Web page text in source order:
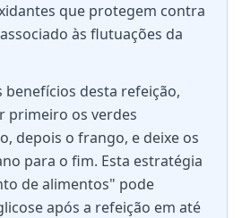
que protegem contra
às flutuações da
benefícios desta refeição,
primeiro os verdes
depois o frango, e deixe os
para o fim. Esta estratégia
de alimentos" pode
após a refeição em até